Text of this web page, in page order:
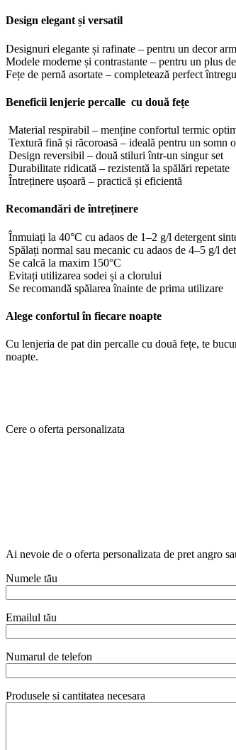
Design elegant și versatil
Designuri elegante și rafinate – pentru un decor
Modele moderne și contrastante – pentru un plus
Fețe de pernă asortate – completează perfect
Beneficii lenjerie percalle cu două fețe
Material respirabil – menține confortul termic
Textură fină și răcoroasă – ideală pentru un somn
Design reversibil – două stiluri într-un singur set
Durabilitate ridicată – rezistentă la spălări repetate
Întreținere ușoară – practică și eficientă
Recomandări de întreținere
Înmuiați la 40°C cu adaos de 1–2 g/l detergent
Spălați normal sau mecanic cu adaos de 4–5 g/l
Se calcă la maxim 150°C
Evitați utilizarea sodei și a clorului
Se recomandă spălarea înainte de prima utilizare
Alege confortul în fiecare noapte
Cu lenjeria de pat din percalle cu două fețe, te
noapte.
Cere o oferta personalizata
Ai nevoie de o oferta personalizata de pret angro
Numele tău
Emailul tău
Numarul de telefon
Produsele si cantitatea necesara